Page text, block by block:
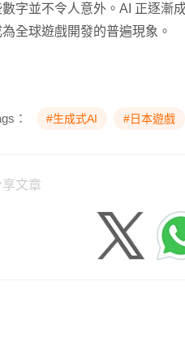
數字並不令人意外。AI 正逐漸
為全球遊戲開發的普遍現象。
： #生成式AI #日本遊戲
享文章